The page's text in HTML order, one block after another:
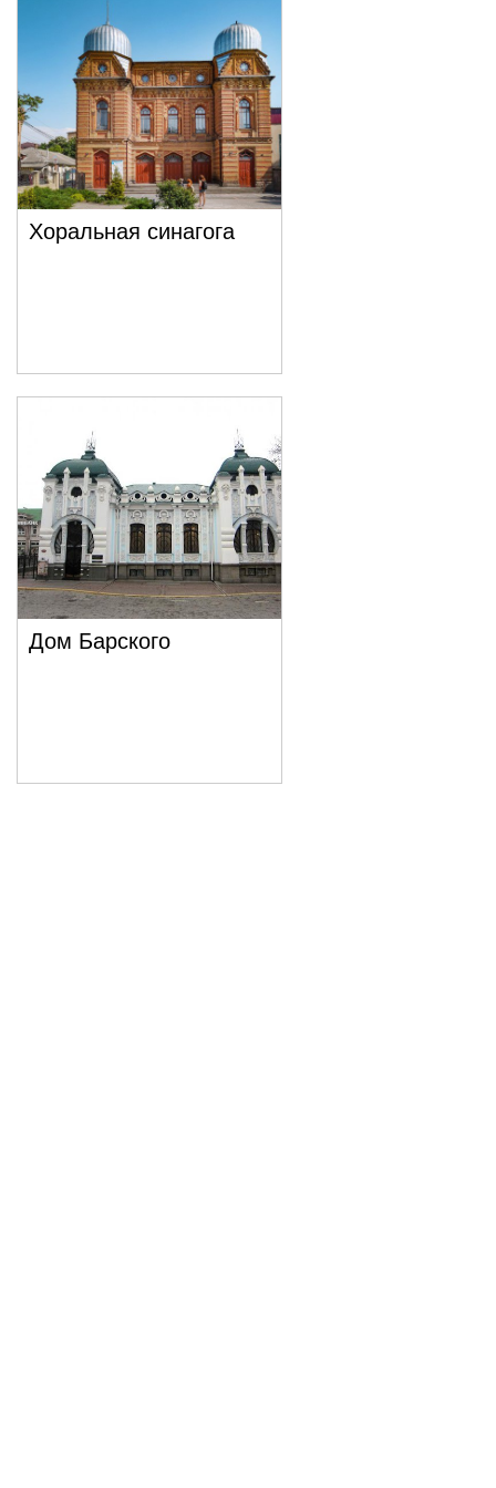
Хоральная синагога
Дом Барского